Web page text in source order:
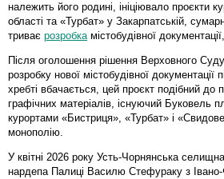
належить його родині, ініціювало проєкти
області та «Турбат» у Закарпатській,
триває розробкамістобудівної
Після оголошення рішення Верховного
розробку нової містобудівної документації
хребті вбачається, цей проєкт подібний до
графічних матеріалів, існуючий Буковель
курортами «Бистриця», «Турбат» і
монополію.
У квітні 2026 року Усть-Чорнянська
нардепа Палиці Василю Стефураку з